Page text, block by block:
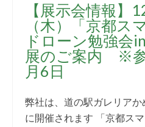
【展示会情報】
（木）「京都ス
ドローン勉強会
展のご案内 ※
月6日
弊社は、道の駅ガレリア
に開催されます 「京都ス